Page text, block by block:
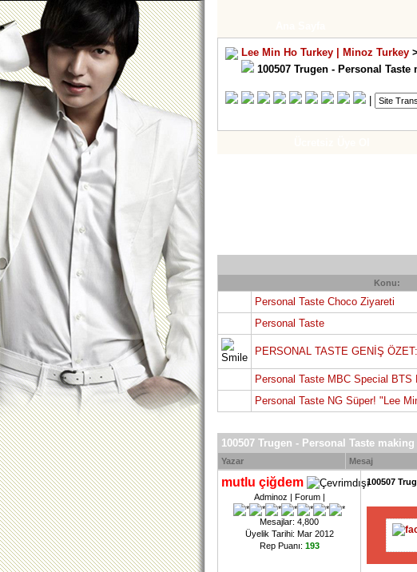
Lee Min Ho Turkey | Minoz Turkey >
100507 Trugen - Personal
Konu:
Personal Taste Choco Ziyareti
Personal Taste
PERSONAL TASTE GENİŞ
Personal Taste MBC Special BTS
Personal Taste NG Süper! "Lee
100507 Trugen - Personal Taste
Yazar Mesaj
mutlu çiğdem
Adminoz | Forum |
Mesajlar: 4,800
Üyelik Tarihi: Mar 2012
Rep Puanı: 193
100507